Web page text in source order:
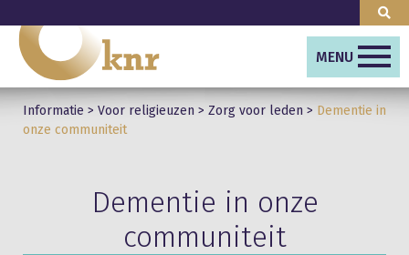
MENU
Informatie > Voor religieuzen > Zorg voor leden > Dementie in
onze communiteit
Dementie in onze
communiteit